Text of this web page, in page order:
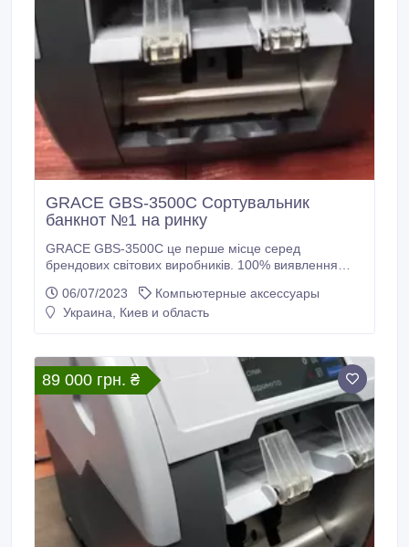
GRACE GBS-3500C Сортувальник
банкнот №1 на ринку
GRACE GBS-3500C це перше місце серед
брендових світових виробників. 100% виявлення
(встановлені нові датчики CIS розробки 2023 року).
Миттєве відключення доларів до 1996 року випуску
спостереження.
06/07/2023
Компьютерные аксессуары
Украина, Киев и область
89 000 грн. ₴